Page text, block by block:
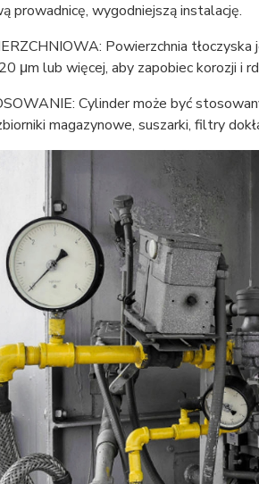
prowadnicę, wygodniejszą instalację.
Powierzchnia
μm lub więcej, aby zapobiec korozji i
Cylinder może być
magazynowe, suszarki, filtry